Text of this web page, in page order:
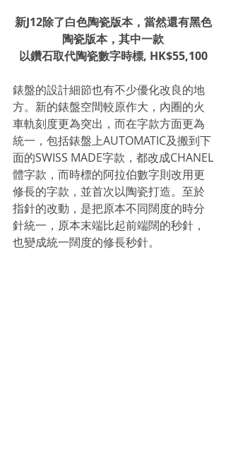
新J12除了白色陶瓷版本，當然還有黑色
陶瓷版本，其中一款
以鑽石取代陶瓷數字時標, HK$55,100
錶盤的設計細節也有不少優化改良的地
方。新的錶盤空間較原作大，內圈的火
車軌刻度更為突出，而在字款方面更為
統一，包括錶盤上AUTOMATIC及搬到下
面的SWISS MADE字款，都改成CHANEL
體字款，而時標的阿拉伯數字則改用更
修長的字款，並首次以陶瓷打造。至於
指針的改動，是把原本不同闊度的時分
針統一，原本末端比起前端闊的秒針，
也變成統一闊度的修長秒針。